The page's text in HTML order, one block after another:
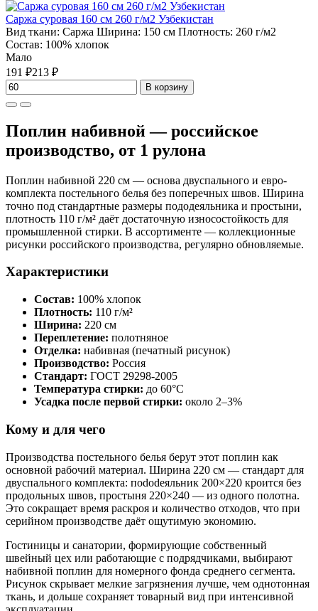
Саржа суровая 160 см 260 г/м2 Узбекистан
Вид ткани: Саржа Ширина: 150 см Плотность: 260 г/м2
Состав: 100% хлопок
Мало
191 ₽213 ₽
В корзину
Поплин набивной — российское
производство, от 1 рулона
Поплин набивной 220 см — основа двуспального и евро-
комплекта постельного белья без поперечных швов. Ширина
точно под стандартные размеры пододеяльника и простыни,
плотность 110 г/м² даёт достаточную износостойкость для
промышленной стирки. В ассортименте — коллекционные
рисунки российского производства, регулярно обновляемые.
Характеристики
Состав: 100% хлопок
Плотность: 110 г/м²
Ширина: 220 см
Переплетение: полотняное
Отделка: набивная (печатный рисунок)
Производство: Россия
Стандарт: ГОСТ 29298-2005
Температура стирки: до 60°С
Усадка после первой стирки: около 2–3%
Кому и для чего
Производства постельного белья берут этот поплин как
основной рабочий материал. Ширина 220 см — стандарт для
двуспального комплекта: пododеяльник 200×220 кроится без
продольных швов, простыня 220×240 — из одного полотна.
Это сокращает время раскроя и количество отходов, что при
серийном производстве даёт ощутимую экономию.
Гостиницы и санатории, формирующие собственный
швейный цех или работающие с подрядчиками, выбирают
набивной поплин для номерного фонда среднего сегмента.
Рисунок скрывает мелкие загрязнения лучше, чем однотонная
ткань, и дольше сохраняет товарный вид при интенсивной